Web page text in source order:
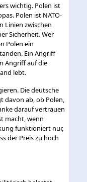
wichtig. Polen ist
Polen ist NATO-
Linien zwischen
Sicherheit. Wer
Polen ein
Ein Angriff
Angriff auf die
lebt.
Die deutsche
davon ab, ob Polen,
darauf vertrauen
macht, wenn
funktioniert nur,
der Preis zu hoch